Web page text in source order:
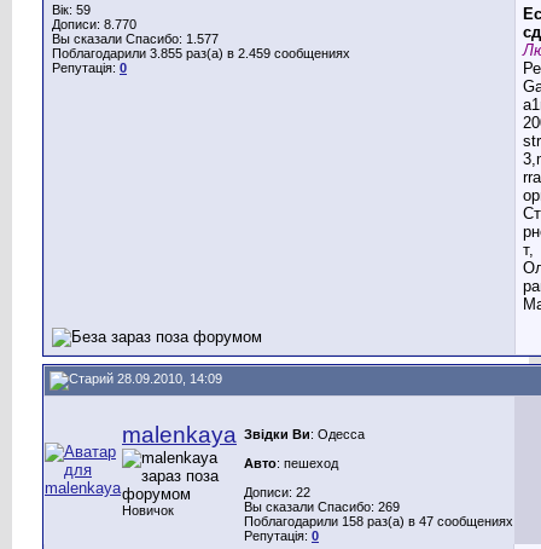
Вік: 59
Дописи: 8.770
Вы сказали Спасибо: 1.577
Поблагодарили 3.855 раз(а) в 2.459 сообщениях
Репутація: 0
т,
28.09.2010, 14:09
malenkaya
Новичок
Звідки Ви: Одесса
Авто: пешеход
Дописи: 22
Вы сказали Спасибо: 269
Поблагодарили 158 раз(а) в 47 сообщениях
Репутація: 0